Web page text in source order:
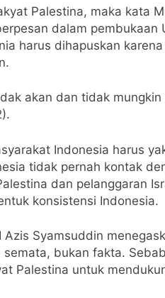
Palestina, maka kata
dalam
harus dihapuskan
akan dan tidak
Indonesia harus
tidak pernah kontak
dan pelanggaran
konsistensi Indonesia.
Azis Syamsuddin
bukan fakta.
Palestina untuk